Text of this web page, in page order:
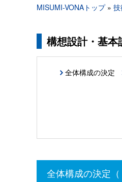
パ
く
MISUMI-VONAトップ
構想設計・基本
全体構成の決定
全体構成の決定（